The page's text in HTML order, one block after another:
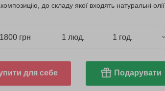
до складу якої входять натуральні олії.
1800 грн 1 люд. 1 год.
для себе Подарувати